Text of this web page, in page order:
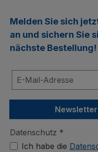
Melden Sie sich
an und sichern Sie
nächste Bestellung!
Datenschutz *
Ich habe die